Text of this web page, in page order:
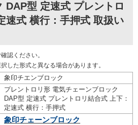
DAP型 定速式 プレントロ
速式 横行：手押式 取扱い
認ください。
した形式と異なる場合があります。
象印チエンブロック
プレントロリ形 電気チェーンブロック
DAP型 定速式 プレントロリ結合式 上下：
定速式 横行：手押式
象印チェーンブロック